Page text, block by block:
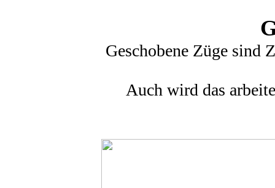
Geschobene Züge sind
Auch wird das